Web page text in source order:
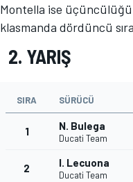
Montella ise
klasmanda dördüncü
2. YARIŞ
SIRA SÜRÜCÜ
1 N. Bulega
Ducati Team
2 I. Lecuona
Ducati Team